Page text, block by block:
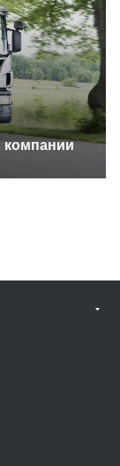
компании